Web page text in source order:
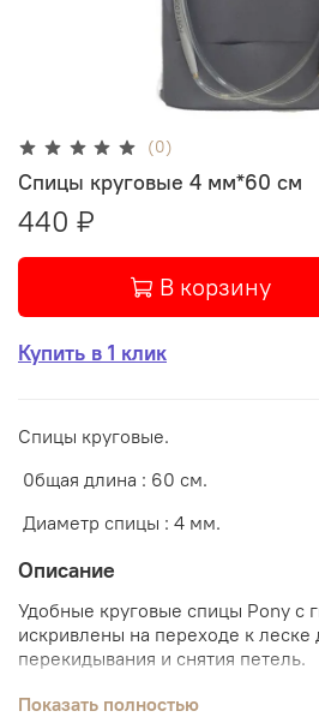
(0)
Спицы круговые 4 мм*60 см
440 ₽
В корзину
Купить в 1 клик
Спицы круговые.
0бщая длина : 60 см.
Диаметр спицы : 4 мм.
Описание
Удобные круговые спицы Pony с
искривлены на переходе к леске
перекидывания и снятия петель.
Спицы изготовлены из алюминия
Показать полностью